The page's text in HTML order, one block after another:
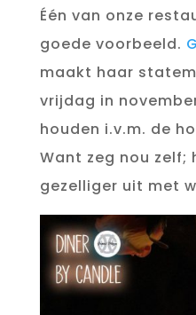
Één van onze
goede voorbeeld.
maakt haar
vrijdag in
houden i.v.m. de
Want zeg nou zelf;
gezelliger uit met